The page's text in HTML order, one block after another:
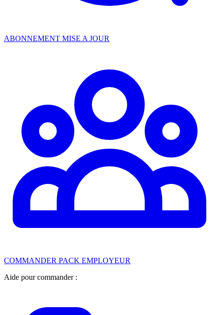
ABONNEMENT MISE A JOUR
COMMANDER PACK EMPLOYEUR
Aide pour commander :